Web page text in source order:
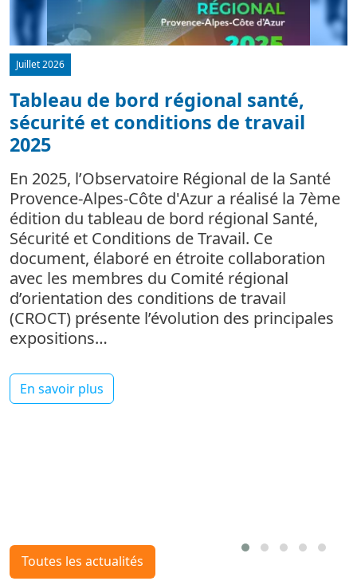
Juillet 2026
Tableau de bord régional santé,
sécurité et conditions de travail
2025
En 2025, l’Observatoire Régional de la Santé
Provence-Alpes-Côte d'Azur a réalisé la 7ème
édition du tableau de bord régional Santé,
Sécurité et Conditions de Travail. Ce
document, élaboré en étroite collaboration
avec les membres du Comité régional
d’orientation des conditions de travail
(CROCT) présente l’évolution des principales
expositions…
En savoir plus
Toutes les actualités